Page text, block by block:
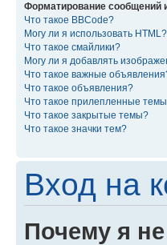
Форматирование сообщений
Что такое BBCode?
Могу ли я использовать HTML?
Что такое смайлики?
Могу ли я добавлять
Что такое важные
Что такое объявления?
Что такое прилепленные
Что такое закрытые темы?
Что такое значки тем?
Вход на
Почему я